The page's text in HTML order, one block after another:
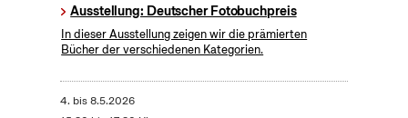
Ausstellung: Deutscher Fotobuchpreis
In dieser Ausstellung zeigen wir die prämierten
Bücher der verschiedenen Kategorien.
4. bis8.5.2026